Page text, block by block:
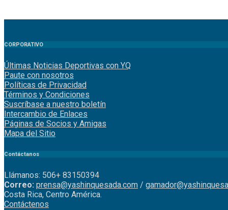
CORPORATIVO
Últimas Noticias Deportivas con YQ
Paute con nosotros
Políticas de Privacidad
Términos y Condiciones
Suscríbase a nuestro boletín
Intercambio de Enlaces
Páginas de Socios y Amigas
Mapa del Sitio
Contáctanos
Llámanos: 506+ 83150394
Correo: prensa@yashinquesada.com /
Costa Rica, Centro América.
Contáctenos